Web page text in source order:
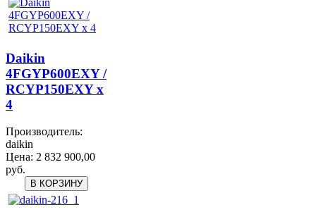
Daikin
4FGYP600EXY /
RCYP150EXY x
4
Производитель:
daikin
Цена: 2 832 900,00
руб.